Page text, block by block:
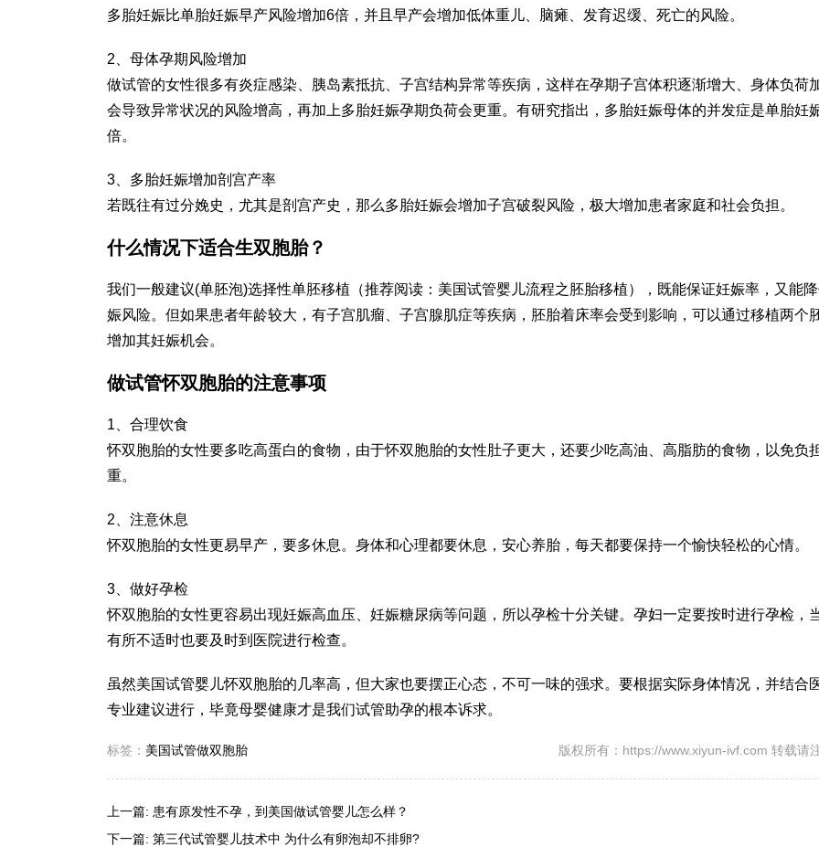
多胎妊娠比单胎妊娠早产风险增加6倍，并且早产会增加低体重儿、脑瘫、发育迟缓、死亡的风险。
2、母体孕期风险增加
做试管的女性很多有炎症感染、胰岛素抵抗、子宫结构异常等疾病，这样在孕期子宫体积逐渐增大、身体负荷
会导致异常状况的风险增高，再加上多胎妊娠孕期负荷会更重。有研究指出，多胎妊娠母体的并发症是单胎妊
倍。
3、多胎妊娠增加剖宫产率
若既往有过分娩史，尤其是剖宫产史，那么多胎妊娠会增加子宫破裂风险，极大增加患者家庭和社会负担。
什么情况下适合生双胞胎？
我们一般建议(单胚泡)选择性单胚移植（推荐阅读：美国试管婴儿流程之胚胎移植），既能保证妊娠率，又能
娠风险。但如果患者年龄较大，有子宫肌瘤、子宫腺肌症等疾病，胚胎着床率会受到影响，可以通过移植两个
增加其妊娠机会。
做试管怀双胞胎的注意事项
1、合理饮食
怀双胞胎的女性要多吃高蛋白的食物，由于怀双胞胎的女性肚子更大，还要少吃高油、高脂肪的食物，以免负
重。
2、注意休息
怀双胞胎的女性更易早产，要多休息。身体和心理都要休息，安心养胎，每天都要保持一个愉快轻松的心情。
3、做好孕检
怀双胞胎的女性更容易出现妊娠高血压、妊娠糖尿病等问题，所以孕检十分关键。孕妇一定要按时进行孕检，
有所不适时也要及时到医院进行检查。
虽然美国试管婴儿怀双胞胎的几率高，但大家也要摆正心态，不可一味的强求。要根据实际身体情况，并结合
专业建议进行，毕竟母婴健康才是我们试管助孕的根本诉求。
标签： 美国试管做双胞胎 版权所有：https://www.xiyun-ivf.com 转载请
上一篇: 患有原发性不孕，到美国做试管婴儿怎么样？
下一篇: 第三代试管婴儿技术中 为什么有卵泡却不排卵?